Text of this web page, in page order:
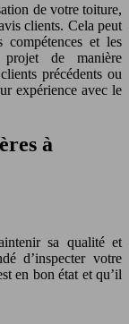
de votre toiture,
clients. Cela peut
et les
projet de manière
précédents ou
expérience avec le
à
sa qualité et
d’inspecter votre
en bon état et qu’il